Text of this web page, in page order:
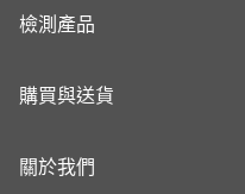
檢測產品
全部產品 ➝
泌尿生殖健康系列 ➝
購買與送貨
購物流程
關於我們